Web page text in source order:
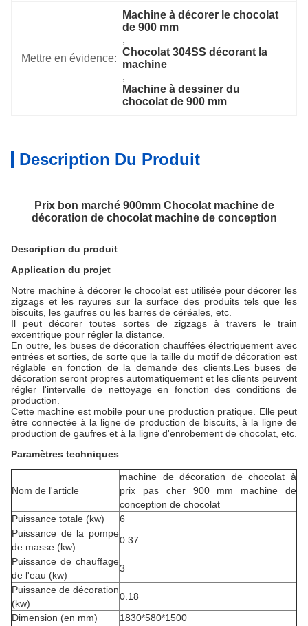
Mettre en évidence:
Machine à décorer le chocolat
de 900 mm
,
Chocolat 304SS décorant la
machine
,
Machine à dessiner du
chocolat de 900 mm
Description Du Produit
Prix bon marché 900mm Chocolat machine de
décoration de chocolat machine de conception
Description du produit
Application du projet
Notre machine à décorer le chocolat est utilisée pour décorer les
zigzags et les rayures sur la surface des produits tels que les
biscuits, les gaufres ou les barres de céréales, etc.
Il peut décorer toutes sortes de zigzags à travers le train
excentrique pour régler la distance.
En outre, les buses de décoration chauffées électriquement avec
entrées et sorties, de sorte que la taille du motif de décoration est
réglable en fonction de la demande des clients.Les buses de
décoration seront propres automatiquement et les clients peuvent
régler l'intervalle de nettoyage en fonction des conditions de
production.
Cette machine est mobile pour une production pratique. Elle peut
être connectée à la ligne de production de biscuits, à la ligne de
production de gaufres et à la ligne d'enrobement de chocolat, etc.
Paramètres techniques
Nom de l'article
machine de décoration de chocolat à
prix pas cher 900 mm machine de
conception de chocolat
Puissance totale (kw)
6
Puissance de la pompe
de masse (kw)
0.37
Puissance de chauffage
de l'eau (kw)
3
Puissance de décoration
(kw)
0.18
Dimension (en mm)
1830*580*1500